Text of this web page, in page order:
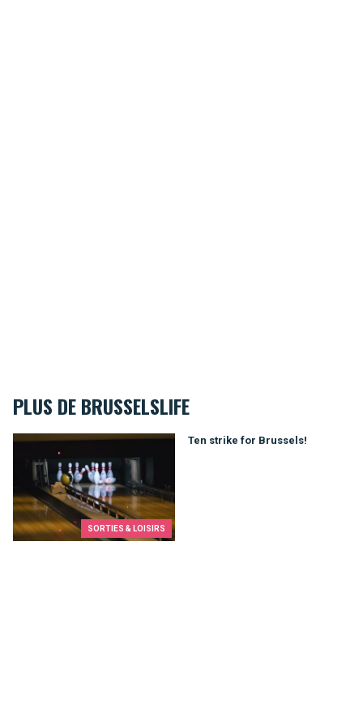
PLUS DE BRUSSELSLIFE
SORTIES & LOISIRS
Ten strike for Brussels!
Ten strike for Brussels!